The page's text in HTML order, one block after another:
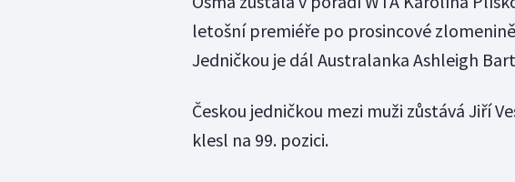
letošní premiéře po prosincové
Jedničkou je dál Australanka Ashleigh
Českou jedničkou mezi muži zůstává Jiří
klesl na 99. pozici.